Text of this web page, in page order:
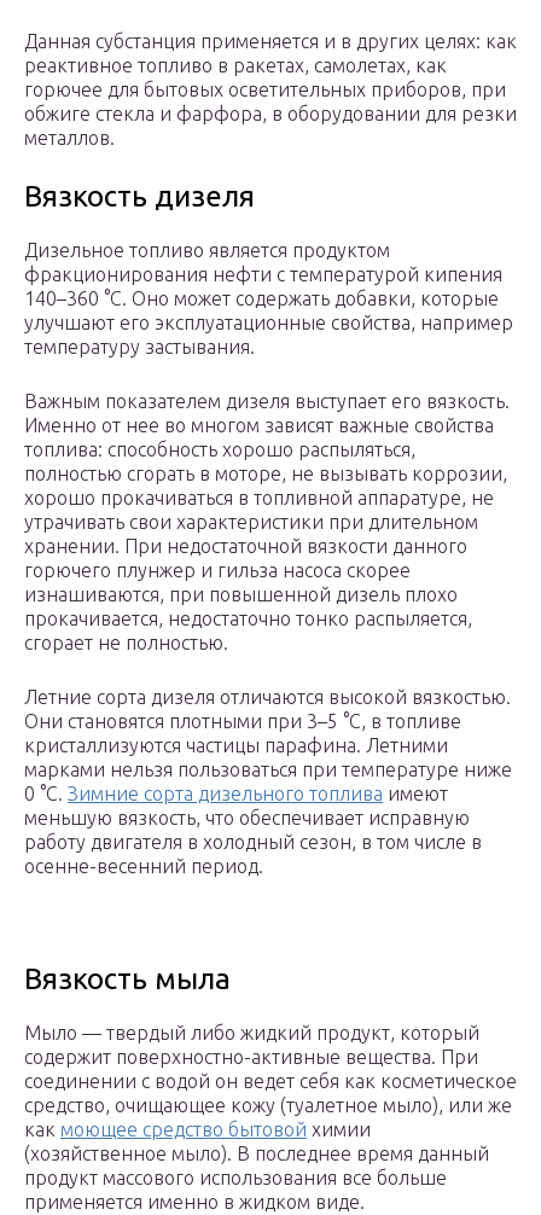
Данная субстанция применяется и в других целях: как
реактивное топливо в ракетах, самолетах, как
горючее для бытовых осветительных приборов, при
обжиге стекла и фарфора, в оборудовании для резки
металлов.
Вязкость дизеля
Дизельное топливо является продуктом
фракционирования нефти с температурой кипения
140–360 °С. Оно может содержать добавки, которые
улучшают его эксплуатационные свойства, например
температуру застывания.
Важным показателем дизеля выступает его вязкость.
Именно от нее во многом зависят важные свойства
топлива: способность хорошо распыляться,
полностью сгорать в моторе, не вызывать коррозии,
хорошо прокачиваться в топливной аппаратуре, не
утрачивать свои характеристики при длительном
хранении. При недостаточной вязкости данного
горючего плунжер и гильза насоса скорее
изнашиваются, при повышенной дизель плохо
прокачивается, недостаточно тонко распыляется,
сгорает не полностью.
Летние сорта дизеля отличаются высокой вязкостью.
Они становятся плотными при 3–5 °С, в топливе
кристаллизуются частицы парафина. Летними
марками нельзя пользоваться при температуре ниже
0 °С. Зимние сорта дизельного топлива имеют
меньшую вязкость, что обеспечивает исправную
работу двигателя в холодный сезон, в том числе в
осенне-весенний период.
Вязкость мыла
Мыло — твердый либо жидкий продукт, который
содержит поверхностно-активные вещества. При
соединении с водой он ведет себя как косметическое
средство, очищающее кожу (туалетное мыло), или же
как моющее средство бытовой химии
(хозяйственное мыло). В последнее время данный
продукт массового использования все больше
применяется именно в жидком виде.